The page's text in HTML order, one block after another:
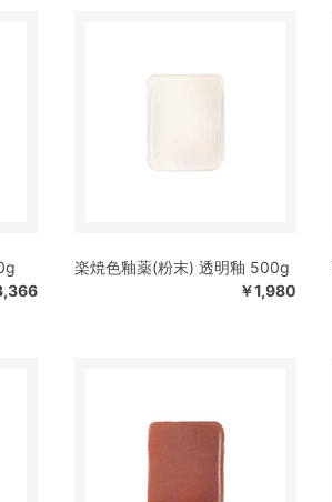
楽焼色釉薬(粉末) 透明釉 500g
￥1,980